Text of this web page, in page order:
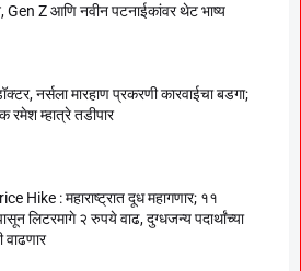
Gen Z आणि नवीन पटनाईकांवर थेट भाष्य
नर्सला मारहाण प्रकरणी कारवाईचा बडगा;
रमेश म्हात्रे तडीपार
Hike : महाराष्ट्रात दूध महागणार; ११
लिटरमागे २ रुपये वाढ, दुग्धजन्य पदार्थांच्या
वाढणार